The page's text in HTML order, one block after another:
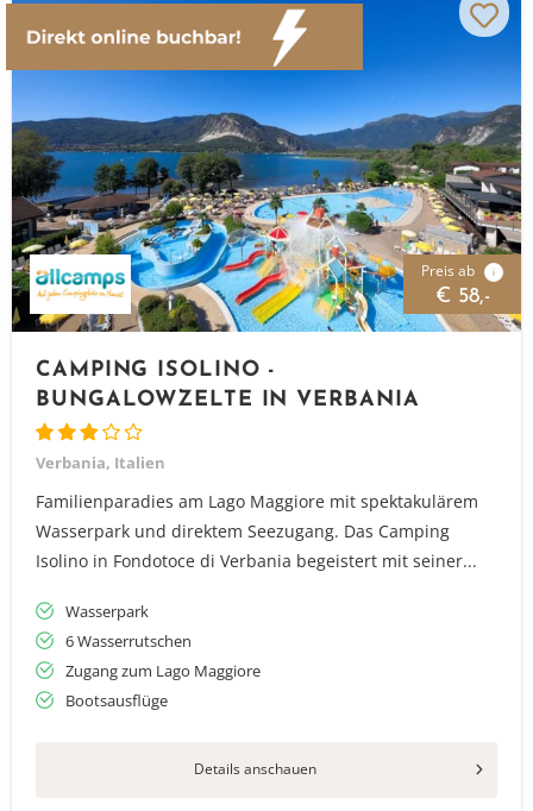
Preis ab i
€ 58,-
CAMPING ISOLINO -
BUNGALOWZELTE IN VERBANIA
Verbania, Italien
Familienparadies am Lago Maggiore mit spektakulärem
Wasserpark und direktem Seezugang. Das Camping
Isolino in Fondotoce di Verbania begeistert mit seiner...
Wasserpark
6 Wasserrutschen
Zugang zum Lago Maggiore
Bootsausflüge
Details anschauen